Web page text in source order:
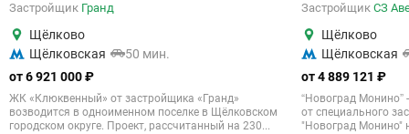
Застройщик Гранд
Щёлково
Щёлковская
50 мин.
от 6 921 000 ₽
ЖК «Клюквенный» от застройщика «Гранд»
возводится в одноименном поселке в Щёлковском
городском округе. Проект, рассчитанный на 230...
Застройщик СЗ
Щёлково
Щёлковская
от 4 889 121 ₽
“Новоград Монино”
от специального
"Новоград Монино"